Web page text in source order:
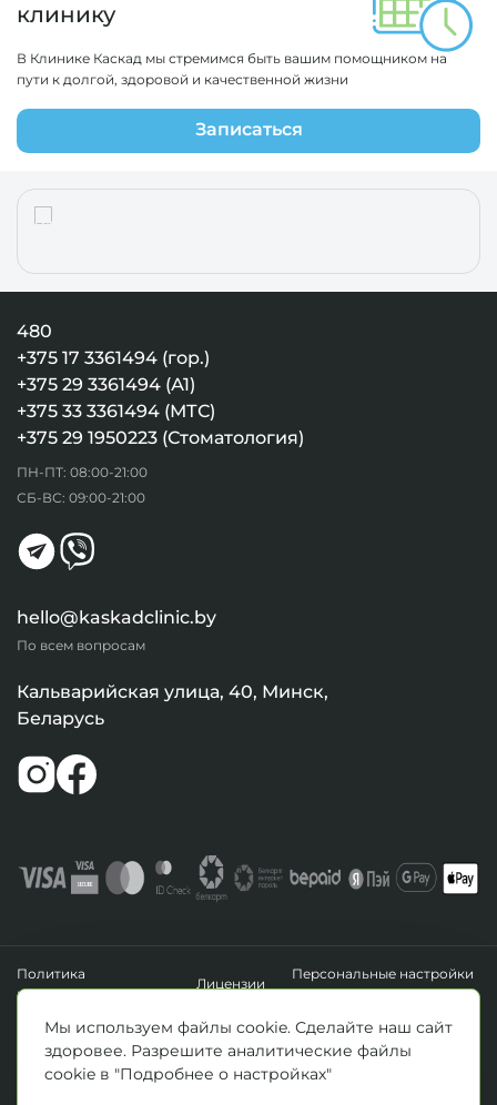
клинику
В Клинике Каскад мы стремимся быть вашим помощником на
пути к долгой, здоровой и качественной жизни
Записаться
480
+375 17 3361494 (гор.)
+375 29 3361494 (А1)
+375 33 3361494 (МТС)
+375 29 1950223 (Стоматология)
ПН-ПТ: 08:00-21:00
СБ-ВС: 09:00-21:00
hello@kaskadclinic.by
По всем вопросам
Кальварийская улица, 40, Минск,
Беларусь
Политика
конфиденциальности
Лицензии
Персональные настройки
файлов cookie
Зарегистрировано Минским горисполкомом 14.04.2020 г.
© Все права защищены 2026. ООО «Клиника Каскад»
Материалы, размещенные на данной странице, носят информационный
Мы используем файлы cookie. Сделайте наш сайт
здоровее. Разрешите аналитические файлы
cookie в "Подробнее о настройках"